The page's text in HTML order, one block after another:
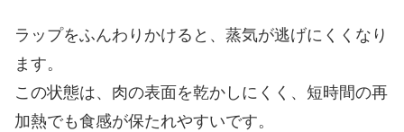
ラップをふんわりかけると、蒸気が逃げにくくなり
ます。
この状態は、肉の表面を乾かしにくく、短時間の再
加熱でも食感が保たれやすいです。